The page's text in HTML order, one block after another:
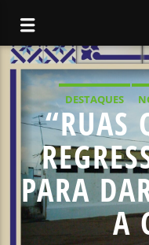
DESTAQUES
“RUAS
PARA
A